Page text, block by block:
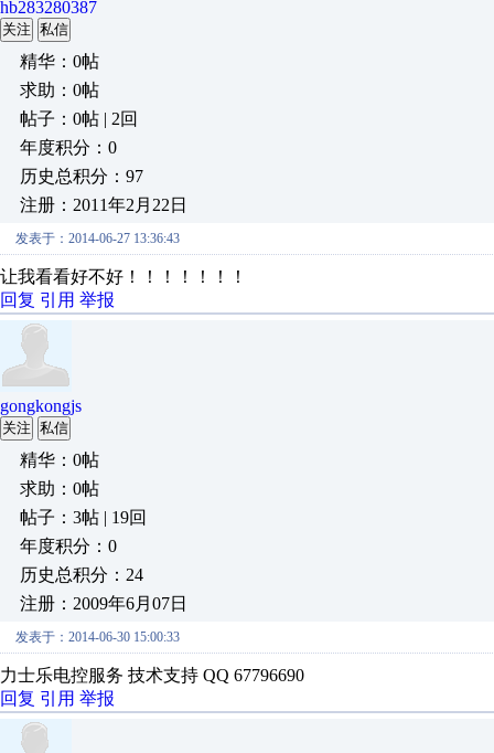
hb283280387
关注 私信
精华：0帖
求助：0帖
帖子：0帖 | 2回
年度积分：0
历史总积分：97
注册：2011年2月22日
发表于：2014-06-27 13:36:43
让我看看好不好！！！！！！！
回复 引用 举报
gongkongjs
关注 私信
精华：0帖
求助：0帖
帖子：3帖 | 19回
年度积分：0
历史总积分：24
注册：2009年6月07日
发表于：2014-06-30 15:00:33
力士乐电控服务 技术支持 QQ 67796690
回复 引用 举报